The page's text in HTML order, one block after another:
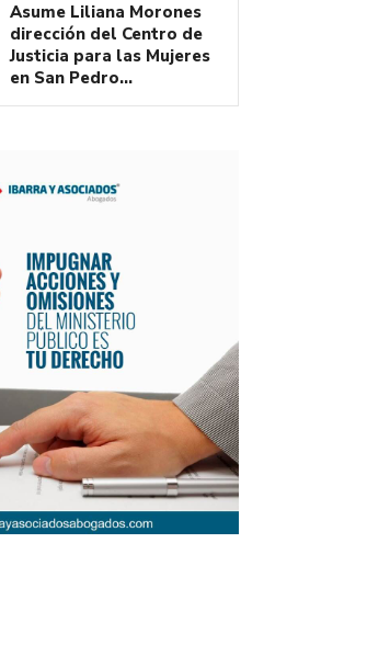
Asume Liliana Morones
dirección del Centro de
Justicia para las Mujeres
en San Pedro…